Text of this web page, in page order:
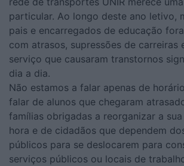
particular. Ao longo deste ano letivo,
pais e encarregados de educação
com atrasos, supressões de carreiras
serviço que causaram transtornos
dia a dia.
Não estamos a falar apenas de
falar de alunos que chegaram
famílias obrigadas a reorganizar a
hora e de cidadãos que dependem
públicos para se deslocarem para
serviços públicos ou locais de